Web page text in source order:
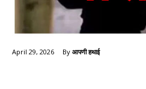
April 29, 2026 By आपणी हथाई